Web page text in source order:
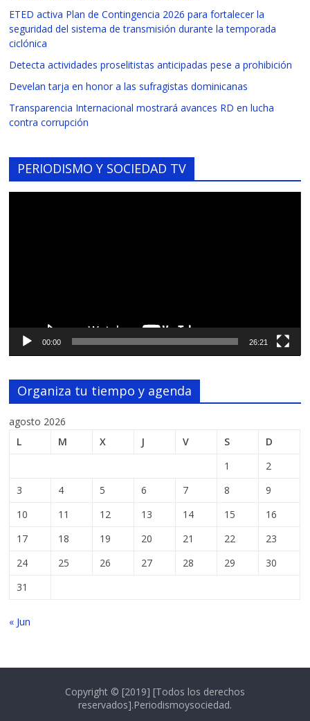
ETED activa Plan de Contingencia 2026 para fortalecer la
seguridad del sistema de transmisión durante la temporada
ciclónica
Detecta actividades proselitistas anticipadas pese a prohibición
Develan tarja en honor a las sufragistas dominicanas
Transparencia Internacional mostrará avances RD en lucha
contra corrupción
PERIODISMO Y SOCIEDAD TV
00:00 26:21
Organiza tu tiempo y agenda
agosto 2026
L
M X J V S
D
1
2
3
4 5 6 7 8
9
10
11 12 13 14 15
16
17
18 19 20 21 22
23
24
25 26 27 28 29
30
31
« Jun
Copyright © [2019] [Todos los derechos
reservados].Periodismoysociedad.